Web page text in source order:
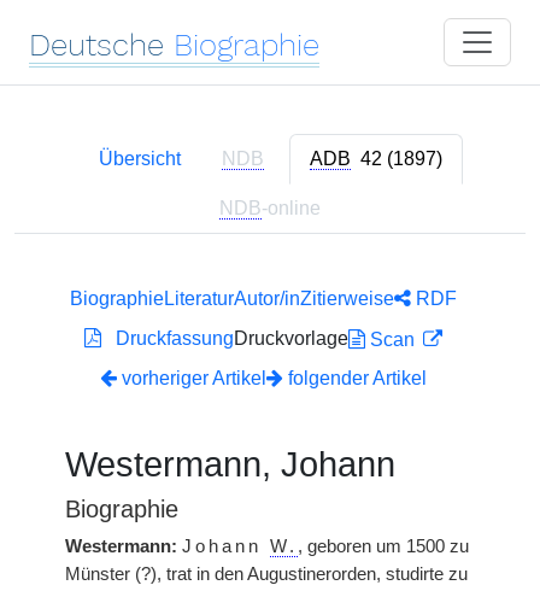
Deutsche Biographie
Übersicht NDB ADB 42 (1897)
NDB-online
BiographieLiteraturAutor/inZitierweise
RDF
DruckfassungDruckvorlage
Scan
vorheriger Artikel
folgender Artikel
Westermann, Johann
Biographie
Westermann: Johann W. , geboren um 1500 zu
Münster (?), trat in den Augustinerorden, studirte zu